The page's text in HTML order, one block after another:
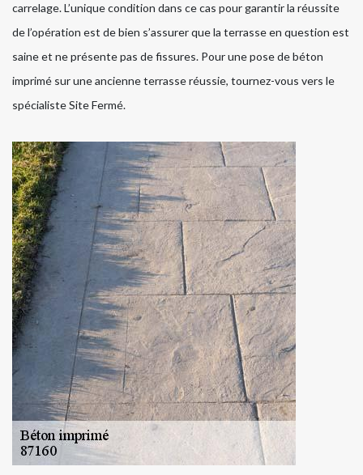
carrelage. L’unique condition dans ce cas pour garantir la réussite
de l’opération est de bien s’assurer que la terrasse en question est
saine et ne présente pas de fissures. Pour une pose de béton
imprimé sur une ancienne terrasse réussie, tournez-vous vers le
spécialiste Site Fermé.